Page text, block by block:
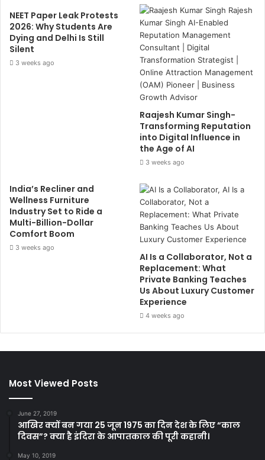
NEET Paper Leak Protests
2026: Why Students Are
Dying and Delhi Is Still
Silent
3 weeks ago
Raajesh Kumar Singh-
Transforming Reputation
into Digital Influence in
the Age of AI
3 weeks ago
India’s Recliner and
Wellness Furniture
Industry Set to Ride a
Multi-Billion-Dollar
Comfort Boom
3 weeks ago
AI Is a Collaborator, Not a
Replacement: What
Private Banking Teaches
Us About Luxury Customer
Experience
4 weeks ago
Most Viewed Posts
June 27, 2019
आखिर क्यों बन गया 25 जून 1975 का दिन देश के लिए “काल
दिवस”? क्या है इंदिरा के आपातकाल की पूरी कहानी।
May 10, 2019